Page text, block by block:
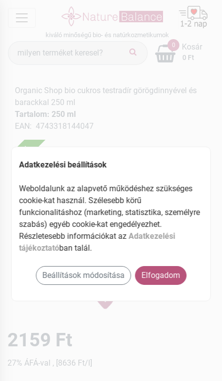
menu
kiváló minőségű bio- és natúrkozmetikumok
keresés
0
0 Ft
Kosár
ÚJ
Organic Shop bio cukros testradír görögdinnyével és
barackkal 250 ml
Tartalom: 250 ml
EAN: 4743318144047
2159 Ft
27% ÁFÁ-val , [8636 Ft/l]
Adatkezelési beállítások
Weboldalunk az alapvető működéshez szükséges
cookie-kat használ. Szélesebb körű
funkcionalitáshoz (marketing, statisztika, személyre
szabás) egyéb cookie-kat engedélyezhet.
Részletesebb információkat azAdatkezelési
tájékoztatóban talál.
Beállítások módosítása Elfogadom